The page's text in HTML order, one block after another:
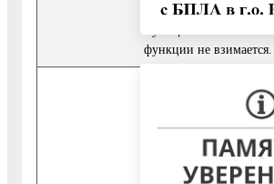
исполнение
функции не взимается.
функции по каждой из
форм проверок
осуществляется в срок,